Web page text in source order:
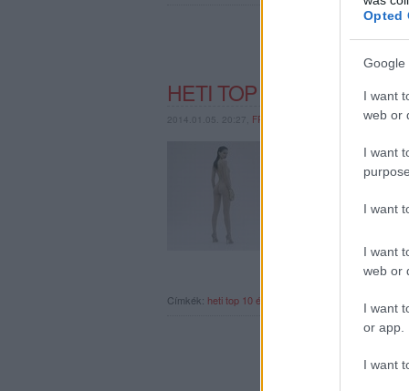
Opted
Google
I want
web or
I want
I want
I want
web or
I want
or app.
I want
HETI TOP 10: A
2014.01.05. 20:27, FRONTRECORDER
A múlt héten
ében is az elmúlt
klipjeit mutatjuk
Címkék: heti top 10évösszegzés 2013